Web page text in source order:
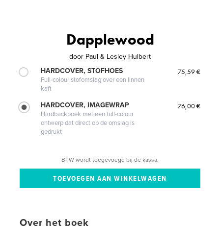
Dapplewood
door Paul & Lesley Hulbert
HARDCOVER, STOFHOES
Full-colour stofomslag over een linnen
kaft
75,59 €
HARDCOVER, IMAGEWRAP
Hardbackboek met een full-colour
ontwerp dat direct op de omslag is
gedrukt
76,00 €
BTW wordt toegevoegd bij de kassa.
Over het boek